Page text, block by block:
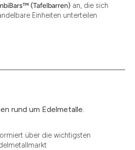
(Tafelbarren) an, die sich
Einheiten unterteilen
rund um Edelmetalle.
über die wichtigsten